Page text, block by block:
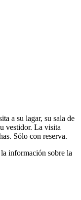
a su lagar, su sala de
vestidor. La visita
Sólo con reserva.
información sobre la